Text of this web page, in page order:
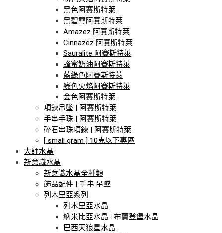
黑色阿賽斯特萊
黑碧璽阿賽斯特萊
Amazez 阿賽斯特萊
Cinnazez 阿賽斯特萊
Sauralite 阿賽斯特萊
蜂蜜奶油阿賽斯特萊
藍綠色阿賽斯特萊
綠色火焰阿賽斯特萊
金色阿賽斯特萊
項鍊吊墜 | 阿賽斯特萊
手串手珠 | 阿賽斯特萊
碎石串珠項鍊 | 阿賽斯特萊
[ small gram ] 10克以下專區
大師水晶
新意識水晶
新意識水晶全種類
飾品配件 | 手串.吊墜
列木里亞系列
列木里亞水晶
納米比亞水晶 | 布蘭登堡水晶
巴西天狼星水晶